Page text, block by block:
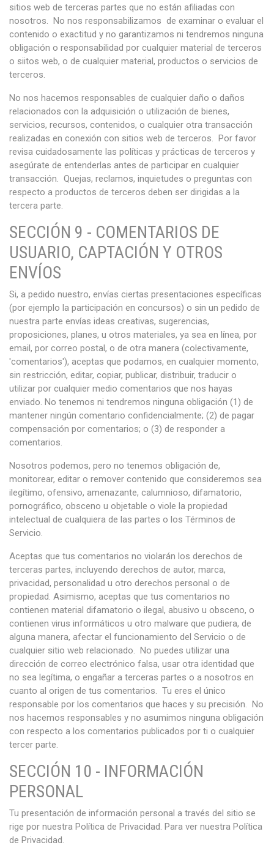
sitios web de terceras partes que no están afiliadas con
nosotros. No nos responsabilizamos de examinar o evaluar el
contenido o exactitud y no garantizamos ni tendremos ninguna
obligación o responsabilidad por cualquier material de terceros
o siitos web, o de cualquier material, productos o servicios de
terceros.
No nos hacemos responsables de cualquier daño o daños
relacionados con la adquisición o utilización de bienes,
servicios, recursos, contenidos, o cualquier otra transacción
realizadas en conexión con sitios web de terceros. Por favor
revisa cuidadosamente las políticas y prácticas de terceros y
asegúrate de entenderlas antes de participar en cualquier
transacción. Quejas, reclamos, inquietudes o preguntas con
respecto a productos de terceros deben ser dirigidas a la
tercera parte.
SECCIÓN 9 - COMENTARIOS DE
USUARIO, CAPTACIÓN Y OTROS
ENVÍOS
Si, a pedido nuestro, envías ciertas presentaciones específicas
(por ejemplo la participación en concursos) o sin un pedido de
nuestra parte envías ideas creativas, sugerencias,
proposiciones, planes, u otros materiales, ya sea en línea, por
email, por correo postal, o de otra manera (colectivamente,
'comentarios'), aceptas que podamos, en cualquier momento,
sin restricción, editar, copiar, publicar, distribuir, traducir o
utilizar por cualquier medio comentarios que nos hayas
enviado. No tenemos ni tendremos ninguna obligación (1) de
mantener ningún comentario confidencialmente; (2) de pagar
compensación por comentarios; o (3) de responder a
comentarios.
Nosotros podemos, pero no tenemos obligación de,
monitorear, editar o remover contenido que consideremos sea
ilegítimo, ofensivo, amenazante, calumnioso, difamatorio,
pornográfico, obsceno u objetable o viole la propiedad
intelectual de cualquiera de las partes o los Términos de
Servicio.
Aceptas que tus comentarios no violarán los derechos de
terceras partes, incluyendo derechos de autor, marca,
privacidad, personalidad u otro derechos personal o de
propiedad. Asimismo, aceptas que tus comentarios no
contienen material difamatorio o ilegal, abusivo u obsceno, o
contienen virus informáticos u otro malware que pudiera, de
alguna manera, afectar el funcionamiento del Servicio o de
cualquier sitio web relacionado. No puedes utilizar una
dirección de correo electrónico falsa, usar otra identidad que
no sea legítima, o engañar a terceras partes o a nosotros en
cuanto al origen de tus comentarios. Tu eres el único
responsable por los comentarios que haces y su precisión. No
nos hacemos responsables y no asumimos ninguna obligación
con respecto a los comentarios publicados por ti o cualquier
tercer parte.
SECCIÓN 10 - INFORMACIÓN
PERSONAL
Tu presentación de información personal a través del sitio se
rige por nuestra Política de Privacidad. Para ver nuestra Política
de Privacidad.